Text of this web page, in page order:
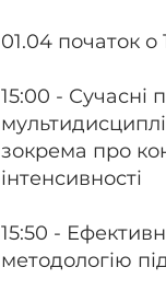
01.04 початок о
15:00 - Сучасні
зокрема про
інтенсивності
15:50 -
методологію